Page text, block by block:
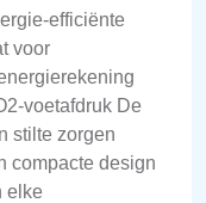
efficiënte
voor
voetafdruk De
stilte zorgen
compacte design
elke